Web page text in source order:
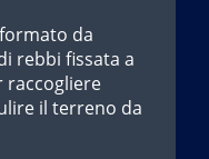
da
rebbi fissata a
raccogliere
il terreno da